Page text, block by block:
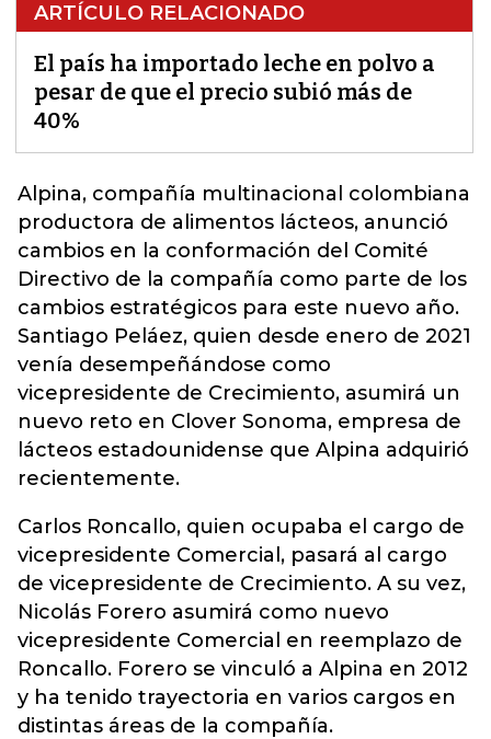
ARTÍCULO RELACIONADO
El país ha importado leche en polvo a
pesar de que el precio subió más de
40%
Alpina, compañía multinacional colombiana
productora de alimentos lácteos, anunció
cambios en la conformación del Comité
Directivo de la compañía como parte de los
cambios estratégicos para este nuevo año.
Santiago Peláez, quien desde enero de 2021
venía desempeñándose como
vicepresidente de Crecimiento, asumirá un
nuevo reto en Clover Sonoma, empresa de
lácteos estadounidense que Alpina adquirió
recientemente.
Carlos Roncallo, quien ocupaba el cargo de
vicepresidente Comercial, pasará al cargo
de vicepresidente de Crecimiento. A su vez,
Nicolás Forero asumirá como nuevo
vicepresidente Comercial en reemplazo de
Roncallo. Forero se vinculó a Alpina en 2012
y ha tenido trayectoria en varios cargos en
distintas áreas de la compañía.